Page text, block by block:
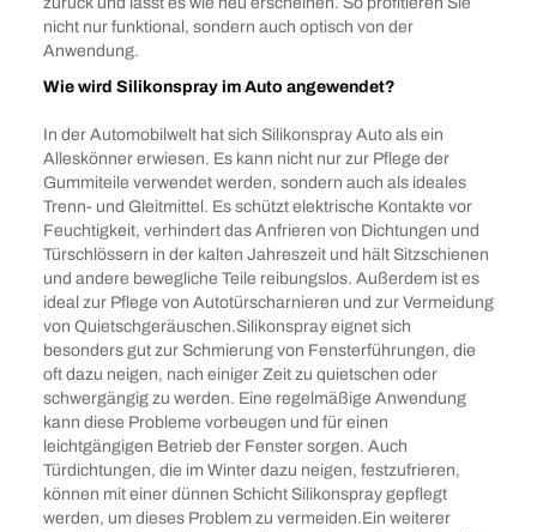
nicht nur funktional, sondern auch optisch von der
Anwendung.
Wie wird Silikonspray im Auto angewendet?
In der Automobilwelt hat sich Silikonspray Auto als ein
Alleskönner erwiesen. Es kann nicht nur zur Pflege der
Gummiteile verwendet werden, sondern auch als ideales
Trenn- und Gleitmittel. Es schützt elektrische Kontakte vor
Feuchtigkeit, verhindert das Anfrieren von Dichtungen und
Türschlössern in der kalten Jahreszeit und hält Sitzschienen
und andere bewegliche Teile reibungslos. Außerdem ist es
ideal zur Pflege von Autotürscharnieren und zur Vermeidung
von Quietschgeräuschen.Silikonspray eignet sich
besonders gut zur Schmierung von Fensterführungen, die
oft dazu neigen, nach einiger Zeit zu quietschen oder
schwergängig zu werden. Eine regelmäßige Anwendung
kann diese Probleme vorbeugen und für einen
leichtgängigen Betrieb der Fenster sorgen. Auch
Türdichtungen, die im Winter dazu neigen, festzufrieren,
können mit einer dünnen Schicht Silikonspray gepflegt
werden, um dieses Problem zu vermeiden.Ein weiterer